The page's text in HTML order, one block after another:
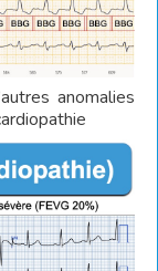
anomalies